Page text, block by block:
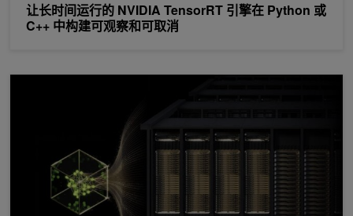
让长时间运行的 NVIDIA TensorRT 引擎在 Python 或
C++ 中构建可观察和可取消